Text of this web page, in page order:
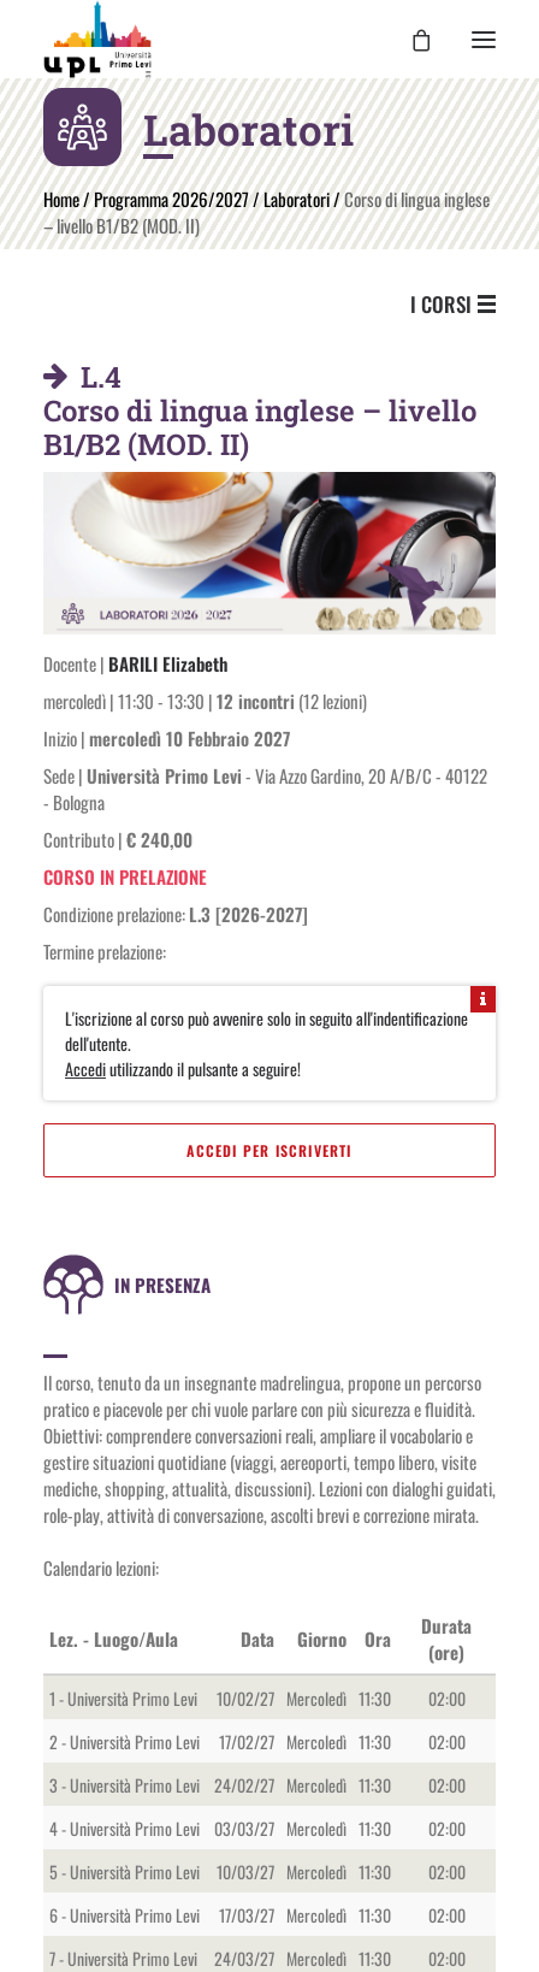
UPL
I CORSI
LE ATTIVITÀ
Home/Programma 2026/2027/Laboratori/Corso di lingua inglese
– livello B1/B2 (MOD. II)
Laboratori
I CORSI
L.4
Corso di lingua inglese – livello
B1/B2 (MOD. II)
Docente | BARILI Elizabeth
mercoledì | 11:30 - 13:30 |12 incontri (12 lezioni)
Inizio |mercoledì 10 Febbraio 2027
Sede |Università Primo Levi- Via Azzo Gardino, 20 A/B/C - 40122
- Bologna
Contributo |€ 240,00
CORSO IN PRELAZIONE
Condizione prelazione:L.3 [2026-2027]
Termine prelazione:
L'iscrizione al corso può avvenire solo in seguito all'indentificazione
dell'utente.
Accediutilizzando il pulsante a seguire!
ACCEDI PER ISCRIVERTI
IN PRESENZA
Il corso, tenuto da un insegnante madrelingua, propone un percorso
pratico e piacevole per chi vuole parlare con più sicurezza e fluidità.
Obiettivi: comprendere conversazioni reali, ampliare il vocabolario e
gestire situazioni quotidiane (viaggi, aereoporti, tempo libero, visite
mediche, shopping, attualità, discussioni). Lezioni con dialoghi guidati,
role-play, attività di conversazione, ascolti brevi e correzione mirata.
Calendario lezioni:
Lez. - Luogo/Aula Data Giorno Ora
Durata
(ore)
1 - Università Primo Levi 10/02/27 Mercoledì 11:30
02:00
2 - Università Primo Levi
17/02/27 Mercoledì 11:30
02:00
3 - Università Primo Levi 24/02/27 Mercoledì 11:30
02:00
4 - Università Primo Levi 03/03/27 Mercoledì 11:30
02:00
5 - Università Primo Levi
10/03/27 Mercoledì 11:30
02:00
6 - Università Primo Levi
17/03/27 Mercoledì 11:30
02:00
7 - Università Primo Levi
24/03/27 Mercoledì 11:30
02:00